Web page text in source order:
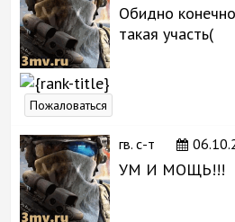
Обидно
такая участь(
Пожаловаться
гв. с-т
УМ И МОЩЬ!!!